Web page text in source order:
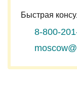
Быстрая
8-800-